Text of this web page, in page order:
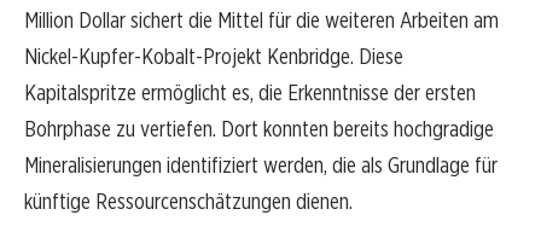
Million Dollar sichert die Mittel für die weiteren Arbeiten am
Nickel-Kupfer-Kobalt-Projekt Kenbridge. Diese
Kapitalspritze ermöglicht es, die Erkenntnisse der ersten
Bohrphase zu vertiefen. Dort konnten bereits hochgradige
Mineralisierungen identifiziert werden, die als Grundlage für
künftige Ressourcenschätzungen dienen.